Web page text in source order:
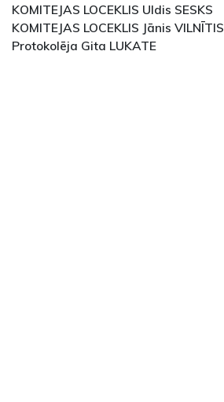
KOMITEJAS LOCEKLIS Uldis SESKS
KOMITEJAS LOCEKLIS Jānis VILNĪTIS
Protokolēja Gita LUKATE